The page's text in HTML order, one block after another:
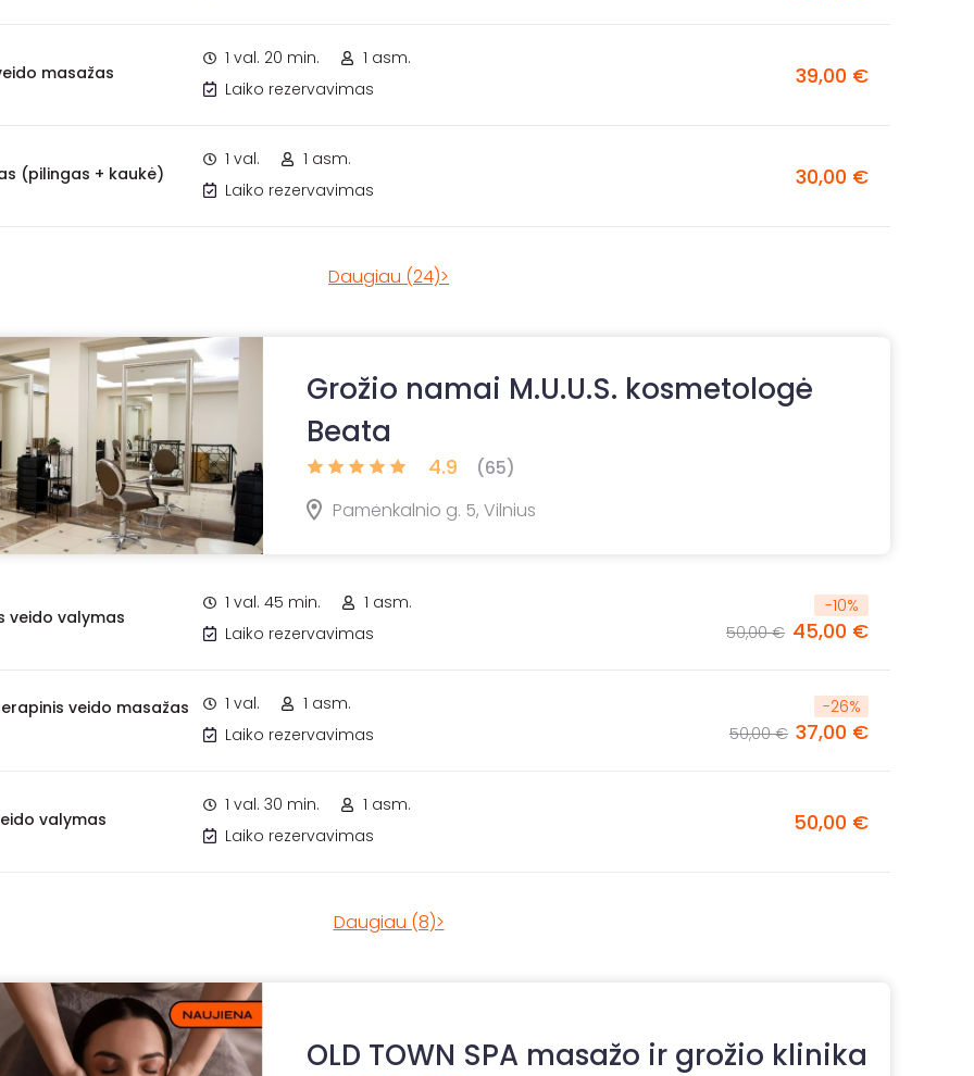
masažas
1 val. 20 min.
1 asm.
Laiko rezervavimas
39,00 €
(pilingas + kaukė)
1 val.
1 asm.
Laiko rezervavimas
30,00 €
Daugiau (24)>
Grožio namai M.U.U.S. kosmetologė
Beata
4.9
(65)
Pamėnkalnio g. 5, Vilnius
veido valymas
1 val. 45 min.
1 asm.
Laiko rezervavimas
-10%
50,00 € 45,00 €
veido masažas
1 val.
1 asm.
Laiko rezervavimas
-26%
50,00 € 37,00 €
valymas
1 val. 30 min.
1 asm.
Laiko rezervavimas
50,00 €
Daugiau (8)>
OLD TOWN SPA masažo ir grožio klinika